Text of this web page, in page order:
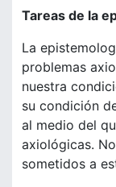
Tareas de la
La
problemas
nuestra
su condición
al medio del
axiológicas.
sometidos a